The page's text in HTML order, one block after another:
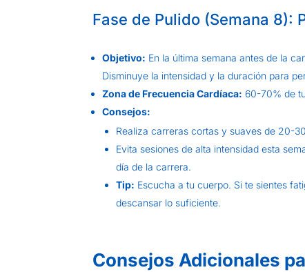
Fase de Pulido (Semana 8):
Objetivo: En la última semana antes de la
Disminuye la intensidad y la duración para
Zona de Frecuencia Cardíaca: 60-70% de
Consejos:
Realiza carreras cortas y suaves de 20-
Evita sesiones de alta intensidad esta
día de la carrera.
Tip: Escucha a tu cuerpo. Si te sientes
descansar lo suficiente.
Consejos Adicionales